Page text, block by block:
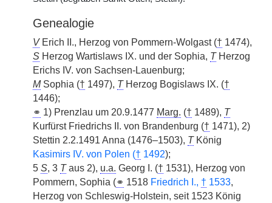
Genealogie
VErich II., Herzog von Pommern-Wolgast († 1474),
S Herzog Wartislaws IX. und der Sophia, THerzog
Erichs IV. von Sachsen-Lauenburg;
MSophia († 1497), THerzog Bogislaws IX. (†
1446);
⚭ 1) Prenzlau um 20.9.1477 Marg. († 1489), T
Kurfürst Friedrichs II. von Brandenburg († 1471), 2)
Stettin 2.2.1491 Anna (1476–1503), TKönig
Kasimirs IV. von Polen († 1492);
5 S, 3 Taus 2), u.a. Georg I. († 1531), Herzog von
Pommern, Sophia (⚭ 1518 Friedrich I., † 1533,
Herzog von Schleswig-Holstein, seit 1523 König